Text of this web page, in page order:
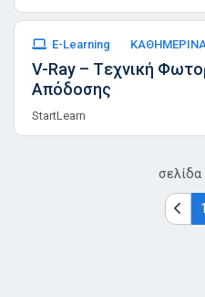
E-Learning
V-Ray – Tεχνική
Απόδοσης
StartLearn
σελίδα
1